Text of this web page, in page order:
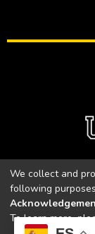
Universidad
We collect and
following
To learn more,